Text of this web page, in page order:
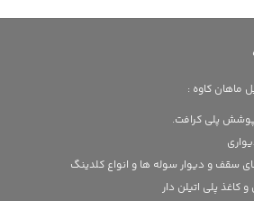
ماهان کاوه :
پوشش پلی کرافت.
و دیوار سوله ها و انواع کلدینگ
کاغذ پلی اتیلن دار